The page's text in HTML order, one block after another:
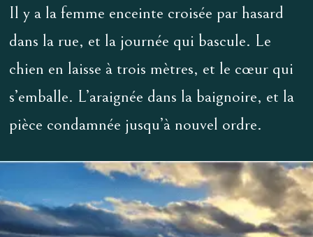
Il y a la femme enceinte croisée par hasard
dans la rue, et la journée qui bascule. Le
chien en laisse à trois mètres, et le cœur qui
s’emballe. L’araignée dans la baignoire, et la
pièce condamnée jusqu’à nouvel ordre.